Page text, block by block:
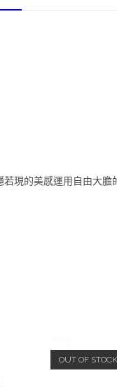
現的美感運用自由大
OUT OF STOCK